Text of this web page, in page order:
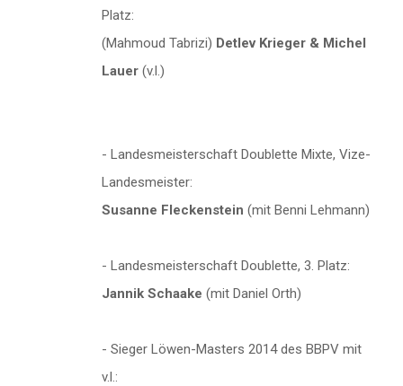
Platz:
(Mahmoud Tabrizi) Detlev Krieger & Michel
Lauer (v.l.)
- Landesmeisterschaft Doublette Mixte, Vize-
Landesmeister:
Susanne Fleckenstein (mit Benni Lehmann)
- Landesmeisterschaft Doublette, 3. Platz:
Jannik Schaake (mit Daniel Orth)
- Sieger Löwen-Masters 2014 des BBPV mit
v.l.: